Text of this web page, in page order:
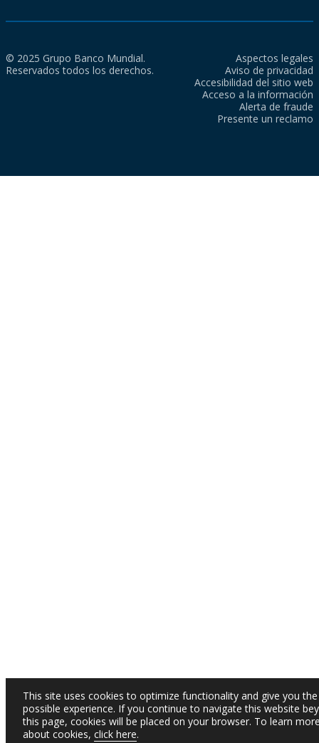
© 2025 Grupo Banco Mundial.
Reservados todos los derechos.
Aspectos legales
Aviso de privacidad
Accesibilidad del sitio web
Acceso a la información
Alerta de fraude
Presente un reclamo
This site uses cookies to optimize functionality and give you
possible experience. If you continue to navigate this website
this page, cookies will be placed on your browser. To learn
about cookies, click here.